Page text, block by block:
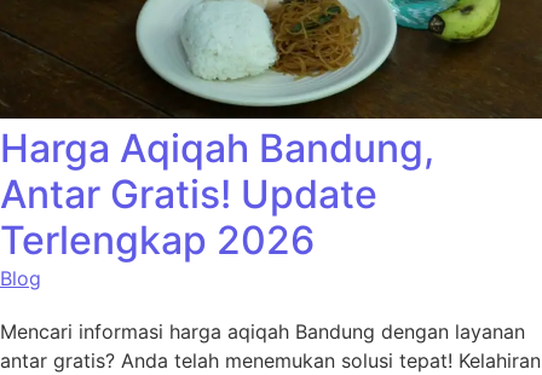
Harga Aqiqah Bandung,
Antar Gratis! Update
Terlengkap 2026
Blog
Mencari informasi harga aqiqah Bandung dengan layanan
antar gratis? Anda telah menemukan solusi tepat! Kelahiran